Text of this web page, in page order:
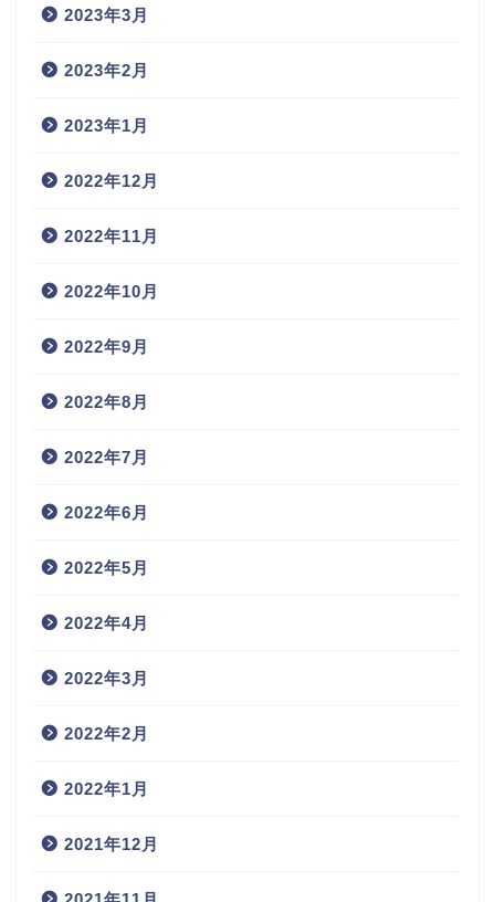
2023年3月
2023年2月
2023年1月
2022年12月
2022年11月
2022年10月
2022年9月
2022年8月
2022年7月
2022年6月
2022年5月
2022年4月
2022年3月
2022年2月
2022年1月
2021年12月